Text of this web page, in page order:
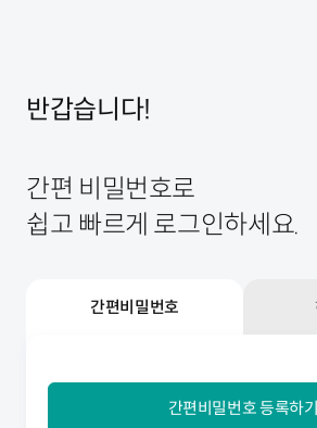
반갑습니다!
간편 비밀번호로
쉽고 빠르게 로그인하세요.
간편비밀번호
간편비밀번호 등록하기